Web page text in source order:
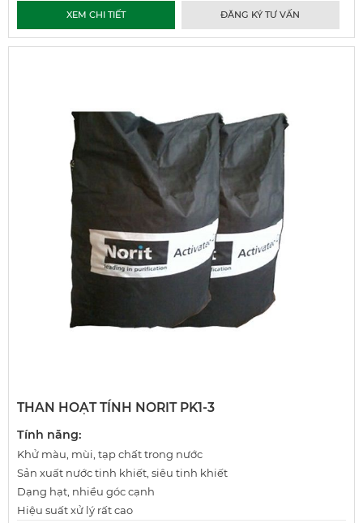
XEM CHI TIẾT ĐĂNG KÝ TƯ VẤN
THAN HOẠT TÍNH NORIT PK1-3
Tính năng:
Khử màu, mùi, tạp chất trong nước
Sản xuất nước tinh khiết, siêu tinh khiết
Dạng hạt, nhiều góc cạnh
Hiệu suất xử lý rất cao